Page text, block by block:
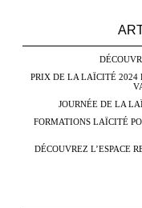
PRIX DE LA LAÏCITÉ 2024
JOURNÉE DE LA
FORMATIONS LAÏCITÉ
DÉCOUVREZ L’ESPACE